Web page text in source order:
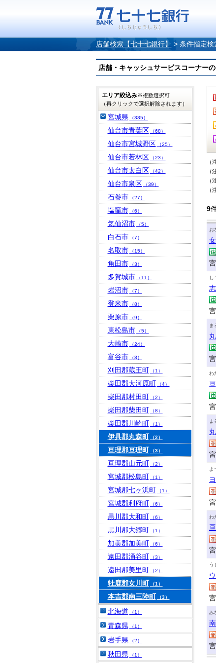
店舗検索【七十七銀行】 > 条件指定検
店舗・キャッシュサービスコーナー
（
（
（
（
9
お
し
ま
わ
ま
よ
わ
う
み
エリア絞込み※複数選択可
（再クリックで選択解除されます）
宮城県 （385）
仙台市青葉区 （68）
仙台市宮城野区 （25）
仙台市若林区 （23）
仙台市太白区 （42）
仙台市泉区 （39）
石巻市 （27）
塩竈市 （6）
気仙沼市 （5）
白石市 （7）
名取市 （15）
角田市 （3）
多賀城市 （11）
岩沼市 （7）
登米市 （8）
栗原市 （9）
東松島市 （5）
大崎市 （24）
富谷市 （8）
刈田郡蔵王町 （1）
柴田郡大河原町 （4）
柴田郡村田町 （2）
柴田郡柴田町 （8）
柴田郡川崎町 （1）
伊具郡丸森町 （2）
亘理郡亘理町 （3）
亘理郡山元町 （2）
宮城郡松島町 （1）
宮城郡七ヶ浜町 （1）
宮城郡利府町 （6）
黒川郡大和町 （6）
黒川郡大郷町 （1）
加美郡加美町 （6）
遠田郡涌谷町 （3）
遠田郡美里町 （2）
牡鹿郡女川町 （1）
本吉郡南三陸町 （3）
北海道 （1）
青森県 （1）
岩手県 （2）
秋田県 （1）